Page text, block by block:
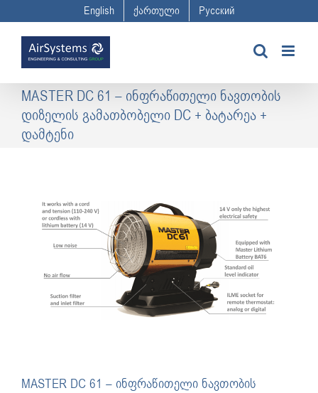
to
content
English ქართული Русский
MASTER DC 61 – ინფრაწითელი ნავთობის
დიზელის გამათბობელი DC + ბატარეა +
დამტენი
MASTER DC 61 – ინფრაწითელი ნავთობის